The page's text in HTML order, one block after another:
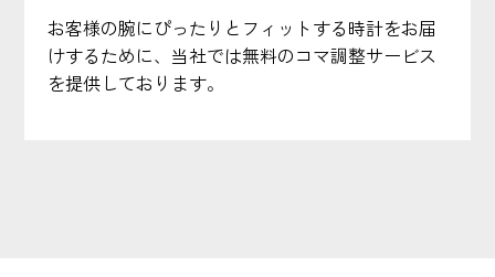
お客様の腕にぴったりとフィットする時計をお届
けするために、当社では無料のコマ調整サービス
を提供しております。